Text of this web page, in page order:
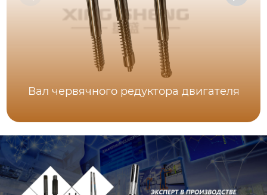
Вал червячного редуктора двигателя